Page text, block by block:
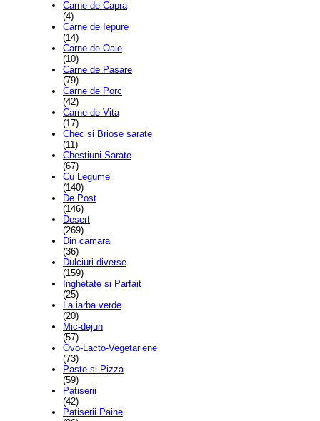
Carne de Capra
(4)
Carne de Iepure
(14)
Carne de Oaie
(10)
Carne de Pasare
(79)
Carne de Porc
(42)
Carne de Vita
(17)
Chec si Briose sarate
(11)
Chestiuni Sarate
(67)
Cu Legume
(140)
De Post
(146)
Desert
(269)
Din camara
(36)
Dulciuri diverse
(159)
Inghetate si Parfait
(25)
La iarba verde
(20)
Mic-dejun
(57)
Ovo-Lacto-Vegetariene
(73)
Paste si Pizza
(59)
Patiserii
(42)
Patiserii Paine